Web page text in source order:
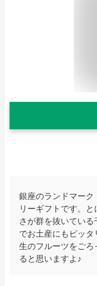
銀座のランドマー
リーギフトです。
さが群を抜いてい
でお土産にもピッタ
生のフルーツをご
ると思いますよ♪